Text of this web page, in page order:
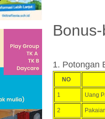
1. Potongan
NO
1 Uang
2